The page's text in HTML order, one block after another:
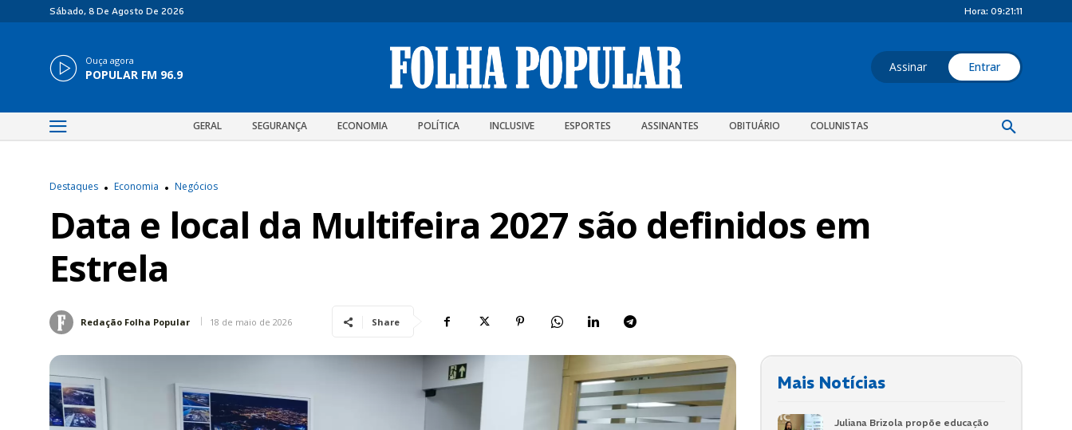
Sábado, 8 De Agosto De 2026 Hora: 09:21:12
Ouça agora
POPULAR FM 96.9 Assinar Entrar
GERAL SEGURANÇA ECONOMIA POLÍTICA INCLUSIVE ESPORTES ASSINANTES OBITUÁRIO COLUNISTAS
Destaques Economia Negócios
Data e local da Multifeira 2027 são definidos em
Estrela
Redação Folha Popular 18 de maio de 2026 Share
Mais Notícias
Juliana Brizola propõe educação